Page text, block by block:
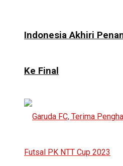
Indonesia Akhiri
Ke Final